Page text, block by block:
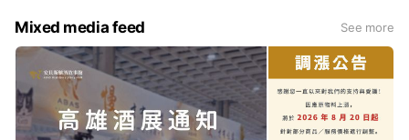
Mixed media feed See more